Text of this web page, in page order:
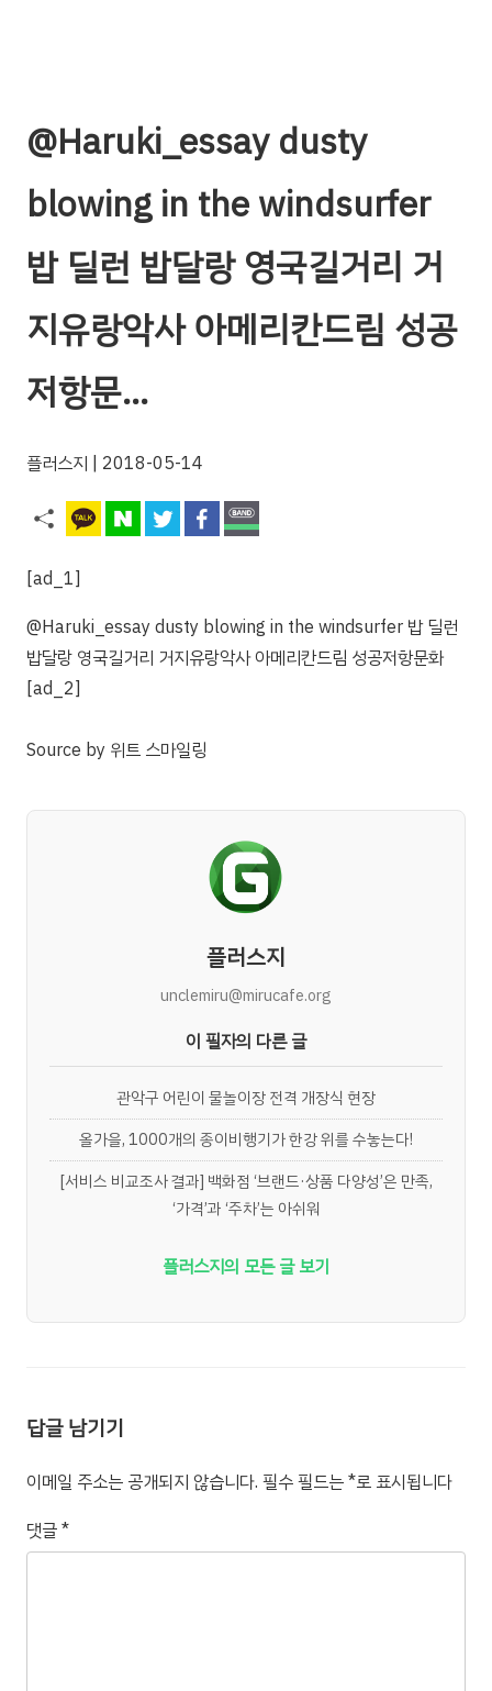
@Haruki_essay dusty
blowing in the windsurfer
밥 딜런 밥달랑 영국길거리 거
지유랑악사 아메리칸드림 성공
저항문…
플러스지 | 2018-05-14
[ad_1]
@Haruki_essay dusty blowing in the windsurfer 밥 딜런
밥달랑 영국길거리 거지유랑악사 아메리칸드림 성공저항문화
[ad_2]
Source by 위트 스마일링
플러스지
unclemiru@mirucafe.org
이 필자의 다른 글
관악구 어린이 물놀이장 전격 개장식 현장
올가을, 1000개의 종이비행기가 한강 위를 수놓는다!
[서비스 비교조사 결과] 백화점 ‘브랜드·상품 다양성’은 만족,
‘가격’과 ‘주차’는 아쉬워
플러스지의 모든 글 보기
답글 남기기
이메일 주소는 공개되지 않습니다. 필수 필드는*로 표시됩니다
댓글*